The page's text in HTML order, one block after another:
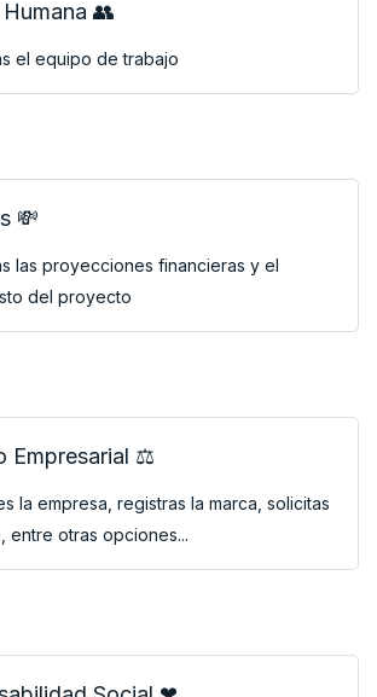
👥
el equipo de trabajo
💸
las proyecciones financieras y el
del proyecto
Empresarial ⚖
la empresa, registras la marca, solicitas
entre otras opciones...